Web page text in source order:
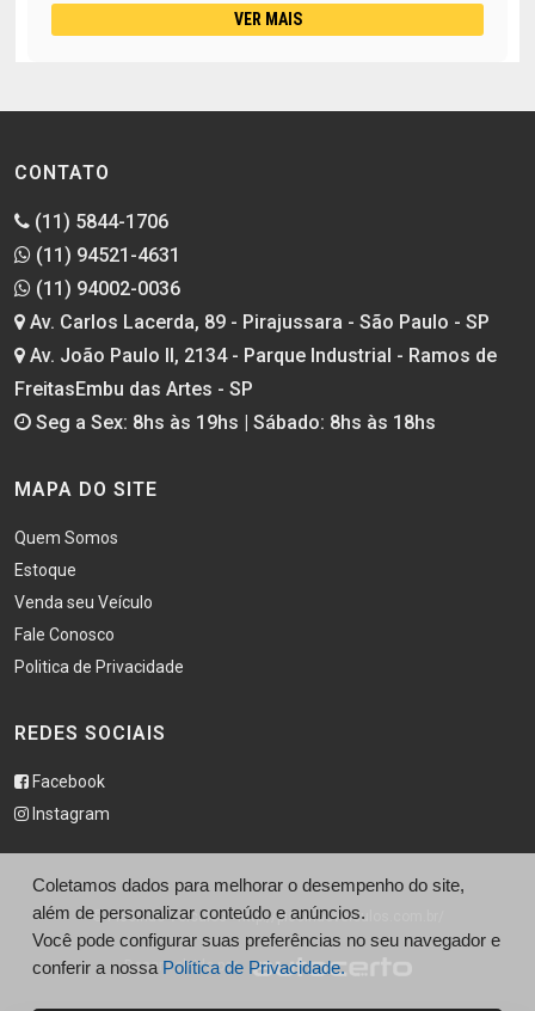
VER MAIS
CONTATO
(11) 5844-1706
(11) 94521-4631
(11) 94002-0036
Av. Carlos Lacerda, 89 - Pirajussara - São Paulo - SP
Av. João Paulo II, 2134 - Parque Industrial - Ramos de
FreitasEmbu das Artes - SP
Seg a Sex: 8hs às 19hs | Sábado: 8hs às 18hs
MAPA DO SITE
Quem Somos
Estoque
Venda seu Veículo
Fale Conosco
Politica de Privacidade
REDES SOCIAIS
Facebook
Instagram
© Piscinão Veículos - http://piscinaoveiculos.com.br/
Desenvolvido por
Coletamos dados para melhorar o desempenho do site,
além de personalizar conteúdo e anúncios.
Você pode configurar suas preferências no seu navegador e
conferir a nossa Política de Privacidade.